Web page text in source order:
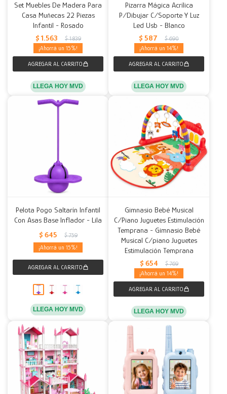
Set Muebles De Madera Para
Casa Muñecas 22 Piezas
Infantil - Rosado
$ 1.563 $ 1.839
15
LLEGA HOY MVD
Pizarra Mágica Acrílica
P/Dibujar C/Soporte Y Luz
Led Usb - Blanco
$ 587 $ 690
14
LLEGA HOY MVD
Pelota Pogo Saltarín Infantil
Con Asas Base Inflador - Lila
$ 645 $ 759
15
LLEGA HOY MVD
Gimnasio Bebé Musical
C/Piano Juguetes Estimulación
Temprana - Gimnasio Bebé
Musical C/piano Juguetes
Estimulación Temprana
$ 654 $ 769
14
LLEGA HOY MVD